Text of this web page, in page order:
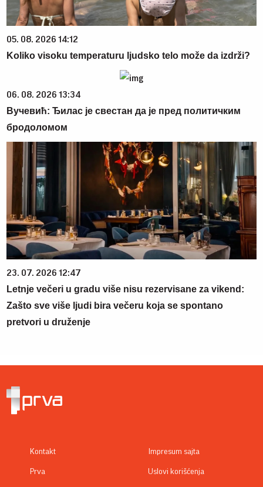
05. 08. 2026 14:12
Koliko visoku temperaturu ljudsko telo može da izdrži?
06. 08. 2026 13:34
Вучевић: Ђилас је свестан да је пред политичким
бродоломом
23. 07. 2026 12:47
Letnje večeri u gradu više nisu rezervisane za vikend:
Zašto sve više ljudi bira večeru koja se spontano
pretvori u druženje
Kontakt
Prva
Impresum sajta
Uslovi korišćenja